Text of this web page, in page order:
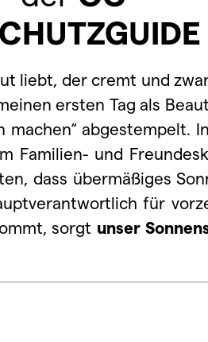
liebt, der cremt und
ersten Tag als
machen“
Familien- und
dass übermäßiges
für
sorgt unser